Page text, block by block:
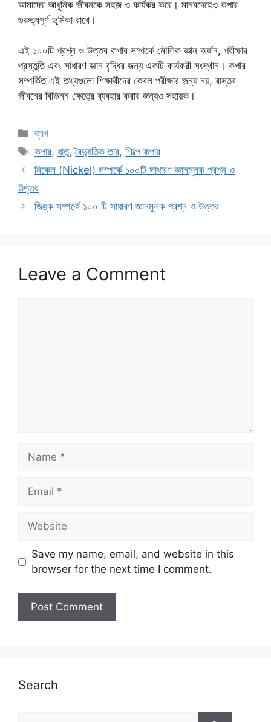
আমাদের আধুনিক জীবনকে সহজ ও কার্যকর করে। মানবদেহেও কপার
গুরুত্বপূর্ণ ভূমিকা রাখে।
এই ১০০টি প্রশ্ন ও উত্তর কপার সম্পর্কে মৌলিক জ্ঞান অর্জন, পরীক্ষার
প্রস্তুতি এবং সাধারণ জ্ঞান বৃদ্ধির জন্য একটি কার্যকরী সংস্থান। কপার
সম্পর্কিত এই তথ্যগুলো শিক্ষার্থীদের কেবল পরীক্ষার জন্য নয়, বাস্তব
জীবনের বিভিন্ন ক্ষেত্রে ব্যবহার করার জন্যও সহায়ক।
Categories
ব্লগ
Tags
কপার, ধাতু,বৈদ্যুতিক তার,শিল্পে কপার
নিকেল (Nickel) সম্পর্কে ১০০টি সাধারণ জ্ঞানমূলক প্রশ্ন ও
উত্তর
জিঙ্ক সম্পর্কে ১০০ টি সাধারণ জ্ঞানমূলক প্রশ্ন ও উত্তর
Leave a Comment
Name
Email
Website
Save my name, email, and website in this
browser for the next time I comment.
Search